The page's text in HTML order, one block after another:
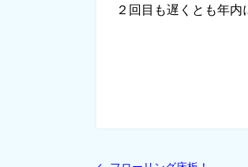
２回目も遅くとも年内